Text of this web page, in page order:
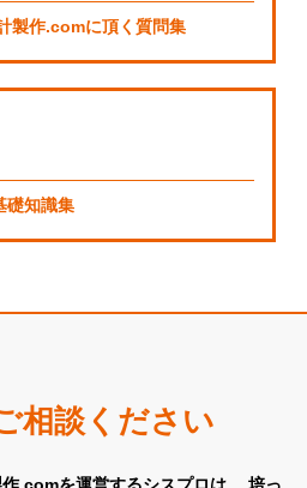
製作.comに頂く質問集
礎知識集
相談ください